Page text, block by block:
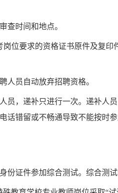
查时间和地点。
位要求的资格证书原件及复印
人员自动放弃招聘资格。
员，递补只进行一次。递补人
话错留或不畅通导致不能按时
证件参加综合测试。综合测试